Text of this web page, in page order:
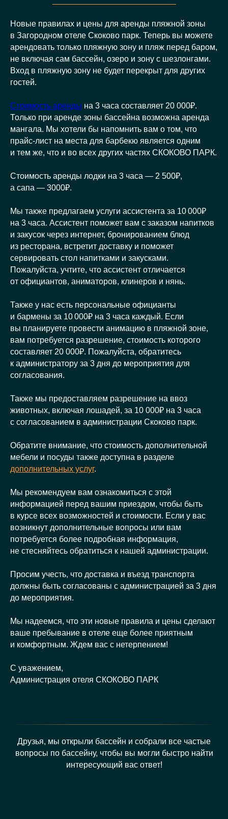
Новые правилах и цены для аренды пляжной зоны
в Загородном отеле Скоково парк. Теперь вы можете
арендовать только пляжную зону и пляж перед баром,
не включая сам бассейн, озеро и зону с шезлонгами.
Вход в пляжную зону не будет перекрыт для других
гостей.
Стоимость аренды на 3 часа составляет 20 000₽.
Только при аренде зоны бассейна возможна аренда
мангала. Мы хотели бы напомнить вам о том, что
прайс-лист на места для барбекю является одним
и тем же, что и во всех других частях СКОКОВО ПАРК.
Стоимость аренды лодки на 3 часа — 2 500₽,
а сапа — 3000₽.
Мы также предлагаем услуги ассистента за 10 000₽
на 3 часа. Ассистент поможет вам с заказом напитков
и закусок через интернет, бронированием блюд
из ресторана, встретит доставку и поможет
сервировать стол напитками и закусками.
Пожалуйста, учтите, что ассистент отличается
от официантов, аниматоров, клинеров и нянь.
Также у нас есть персональные официанты
и бармены за 10 000₽ на 3 часа каждый. Если
вы планируете провести анимацию в пляжной зоне,
вам потребуется разрешение, стоимость которого
составляет 20 000₽. Пожалуйста, обратитесь
к администратору за 3 дня до мероприятия для
согласования.
Также мы предоставляем разрешение на ввоз
животных, включая лошадей, за 10 000₽ на 3 часа
с согласованием в администрации Скоково парк.
Обратите внимание, что стоимость дополнительной
мебели и посуды также доступна в разделе
дополнительных услуг.
Мы рекомендуем вам ознакомиться с этой
информацией перед вашим приездом, чтобы быть
в курсе всех возможностей и стоимости. Если у вас
возникнут дополнительные вопросы или вам
потребуется более подробная информация,
не стесняйтесь обратиться к нашей администрации.
Просим учесть, что доставка и въезд транспорта
должны быть согласованы с администрацией за 3 дня
до мероприятия.
Мы надеемся, что эти новые правила и цены сделают
ваше пребывание в отеле еще более приятным
и комфортным. Ждем вас с нетерпением!
С уважением,
Администрация отеля СКОКОВО ПАРК
Друзья, мы открыли бассейн и собрали все частые
вопросы по бассейну, чтобы вы могли быстро найти
интересующий вас ответ!